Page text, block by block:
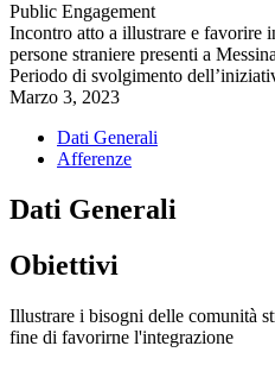
Public Engagement
Incontro atto a illustrare e favorire
persone straniere presenti a
Periodo di svolgimento
Marzo 3, 2023
Dati Generali
Afferenze
Dati Generali
Obiettivi
Illustrare i bisogni delle comunità
fine di favorirne l'integrazione